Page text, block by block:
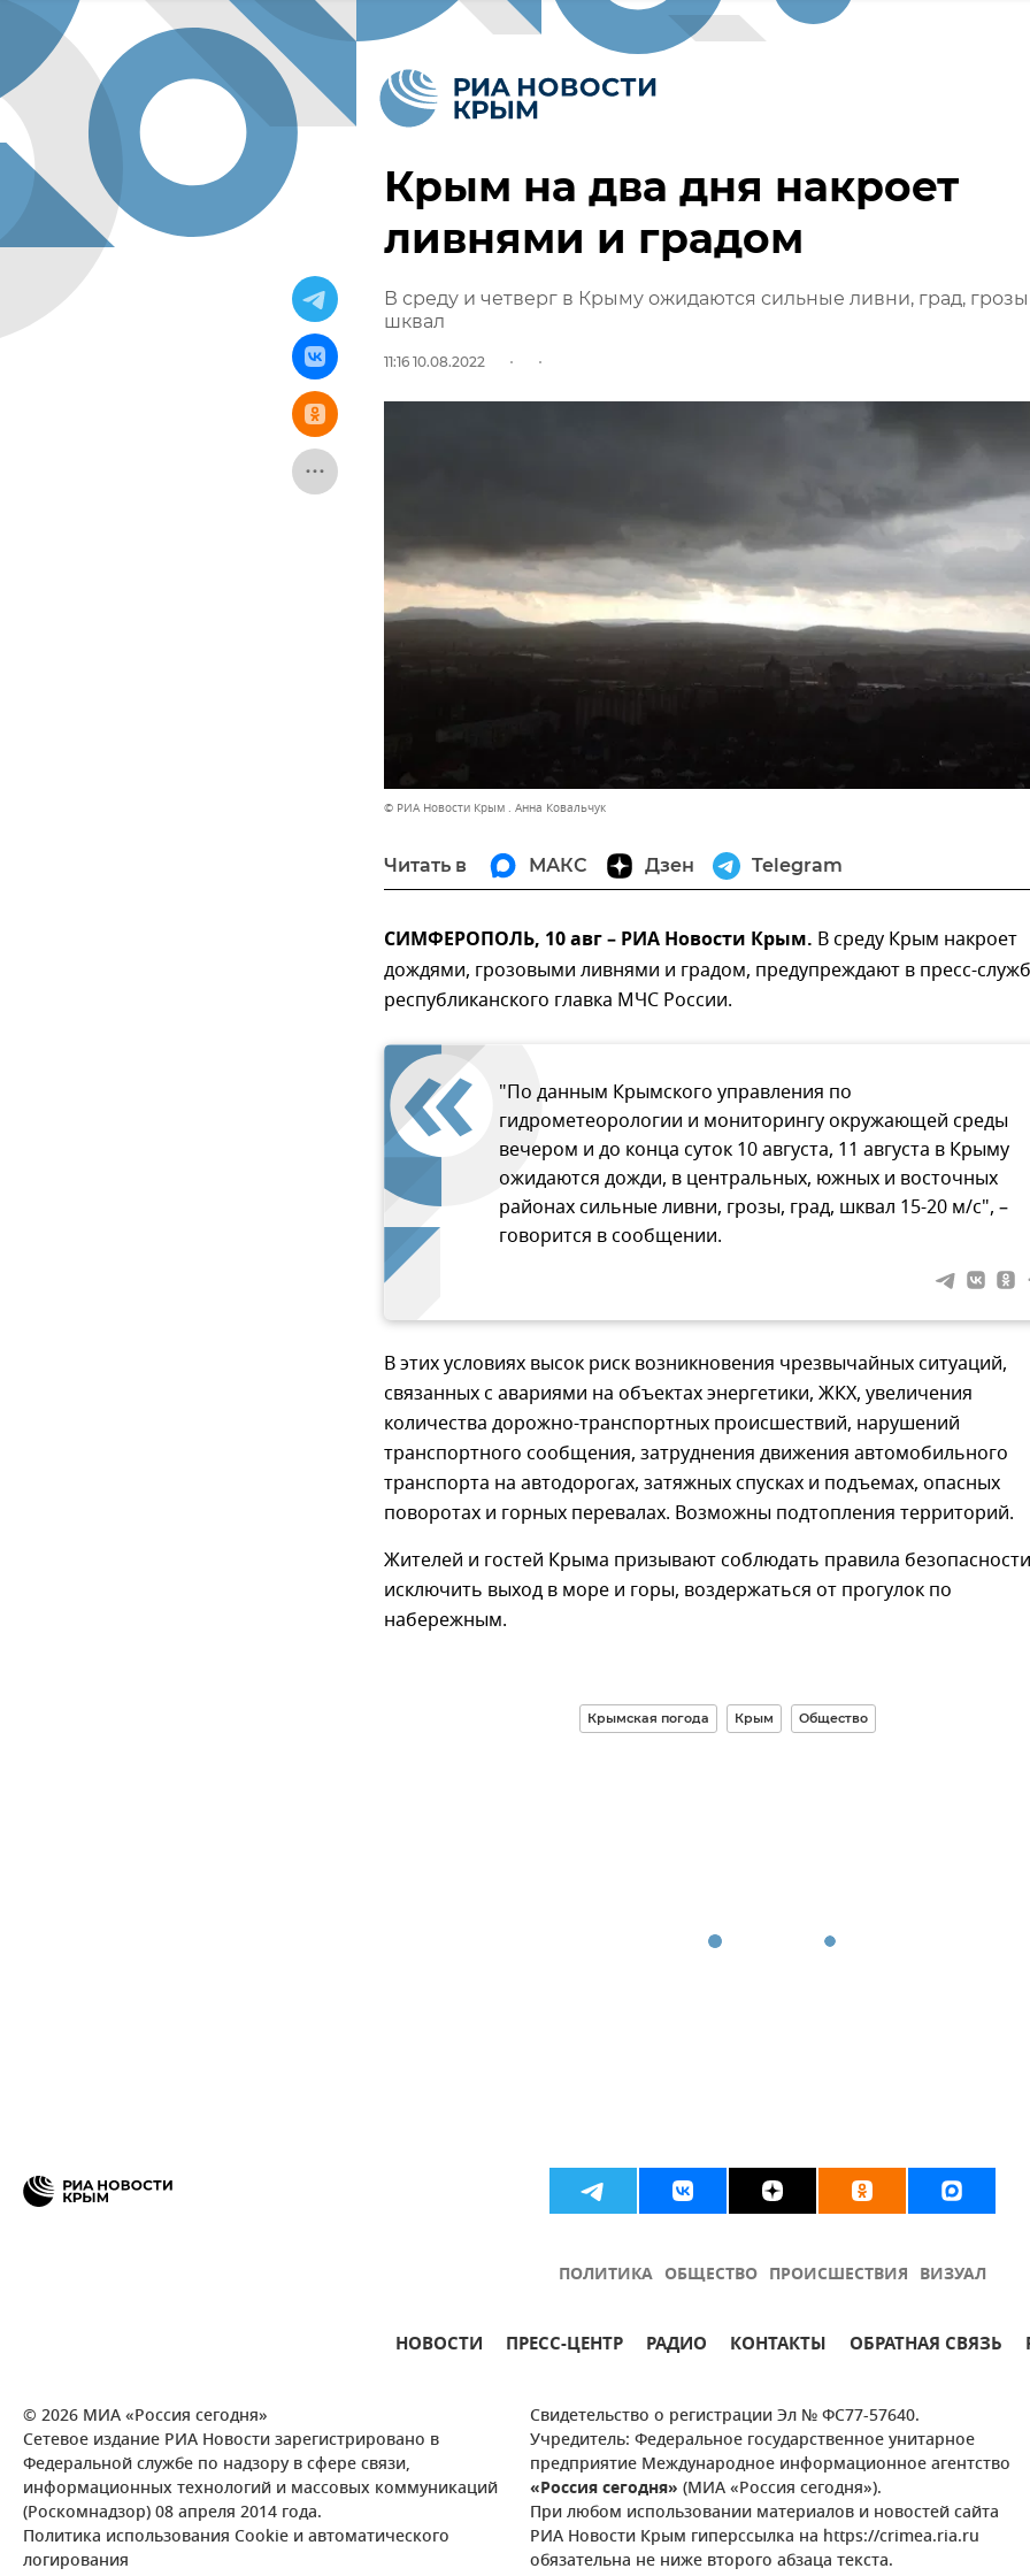
Крым на два дня накроет
ливнями и градом
В среду и четверг в Крыму ожидаются сильные ливни, град,
шквал
11:16 10.08.2022
© РИА Новости Крым . Анна Ковальчук
Читать в МАКС Дзен Telegram
СИМФЕРОПОЛЬ, 10 авг – РИА Новости Крым. В среду Крым накроет
дождями, грозовыми ливнями и градом, предупреждают в пресс-
республиканского главка МЧС России.
"По данным Крымского управления по
гидрометеорологии и мониторингу окружающей среды
вечером и до конца суток 10 августа, 11 августа в Крыму
ожидаются дожди, в центральных, южных и восточных
районах сильные ливни, грозы, град, шквал 15-20 м/с", –
говорится в сообщении.
В этих условиях высок риск возникновения чрезвычайных ситуаций,
связанных с авариями на объектах энергетики, ЖКХ, увеличения
количества дорожно-транспортных происшествий, нарушений
транспортного сообщения, затруднения движения автомобильного
транспорта на автодорогах, затяжных спусках и подъемах, опасных
поворотах и горных перевалах. Возможны подтопления территорий.
Жителей и гостей Крыма призывают соблюдать правила
исключить выход в море и горы, воздержаться от прогулок по
набережным.
Крымская погода Крым Общество
ПОЛИТИКА ОБЩЕСТВО ПРОИСШЕСТВИЯ ВИЗУАЛ
НОВОСТИ ПРЕСС-ЦЕНТР РАДИО КОНТАКТЫ ОБРАТНАЯ СВЯЗЬ
© 2026 МИА «Россия сегодня»
Сетевое издание РИА Новости зарегистрировано в
Федеральной службе по надзору в сфере связи,
информационных технологий и массовых коммуникаций
(Роскомнадзор) 08 апреля 2014 года.
Политика использования Cookie и автоматического
логирования
Свидетельство о регистрации Эл № ФС77-57640.
Учредитель: Федеральное государственное унитарное
предприятие Международное информационное агентство
«Россия сегодня» (МИА «Россия сегодня»).
При любом использовании материалов и новостей сайта
РИА Новости Крым гиперссылка на https://crimea.ria.ru
обязательна не ниже второго абзаца текста.